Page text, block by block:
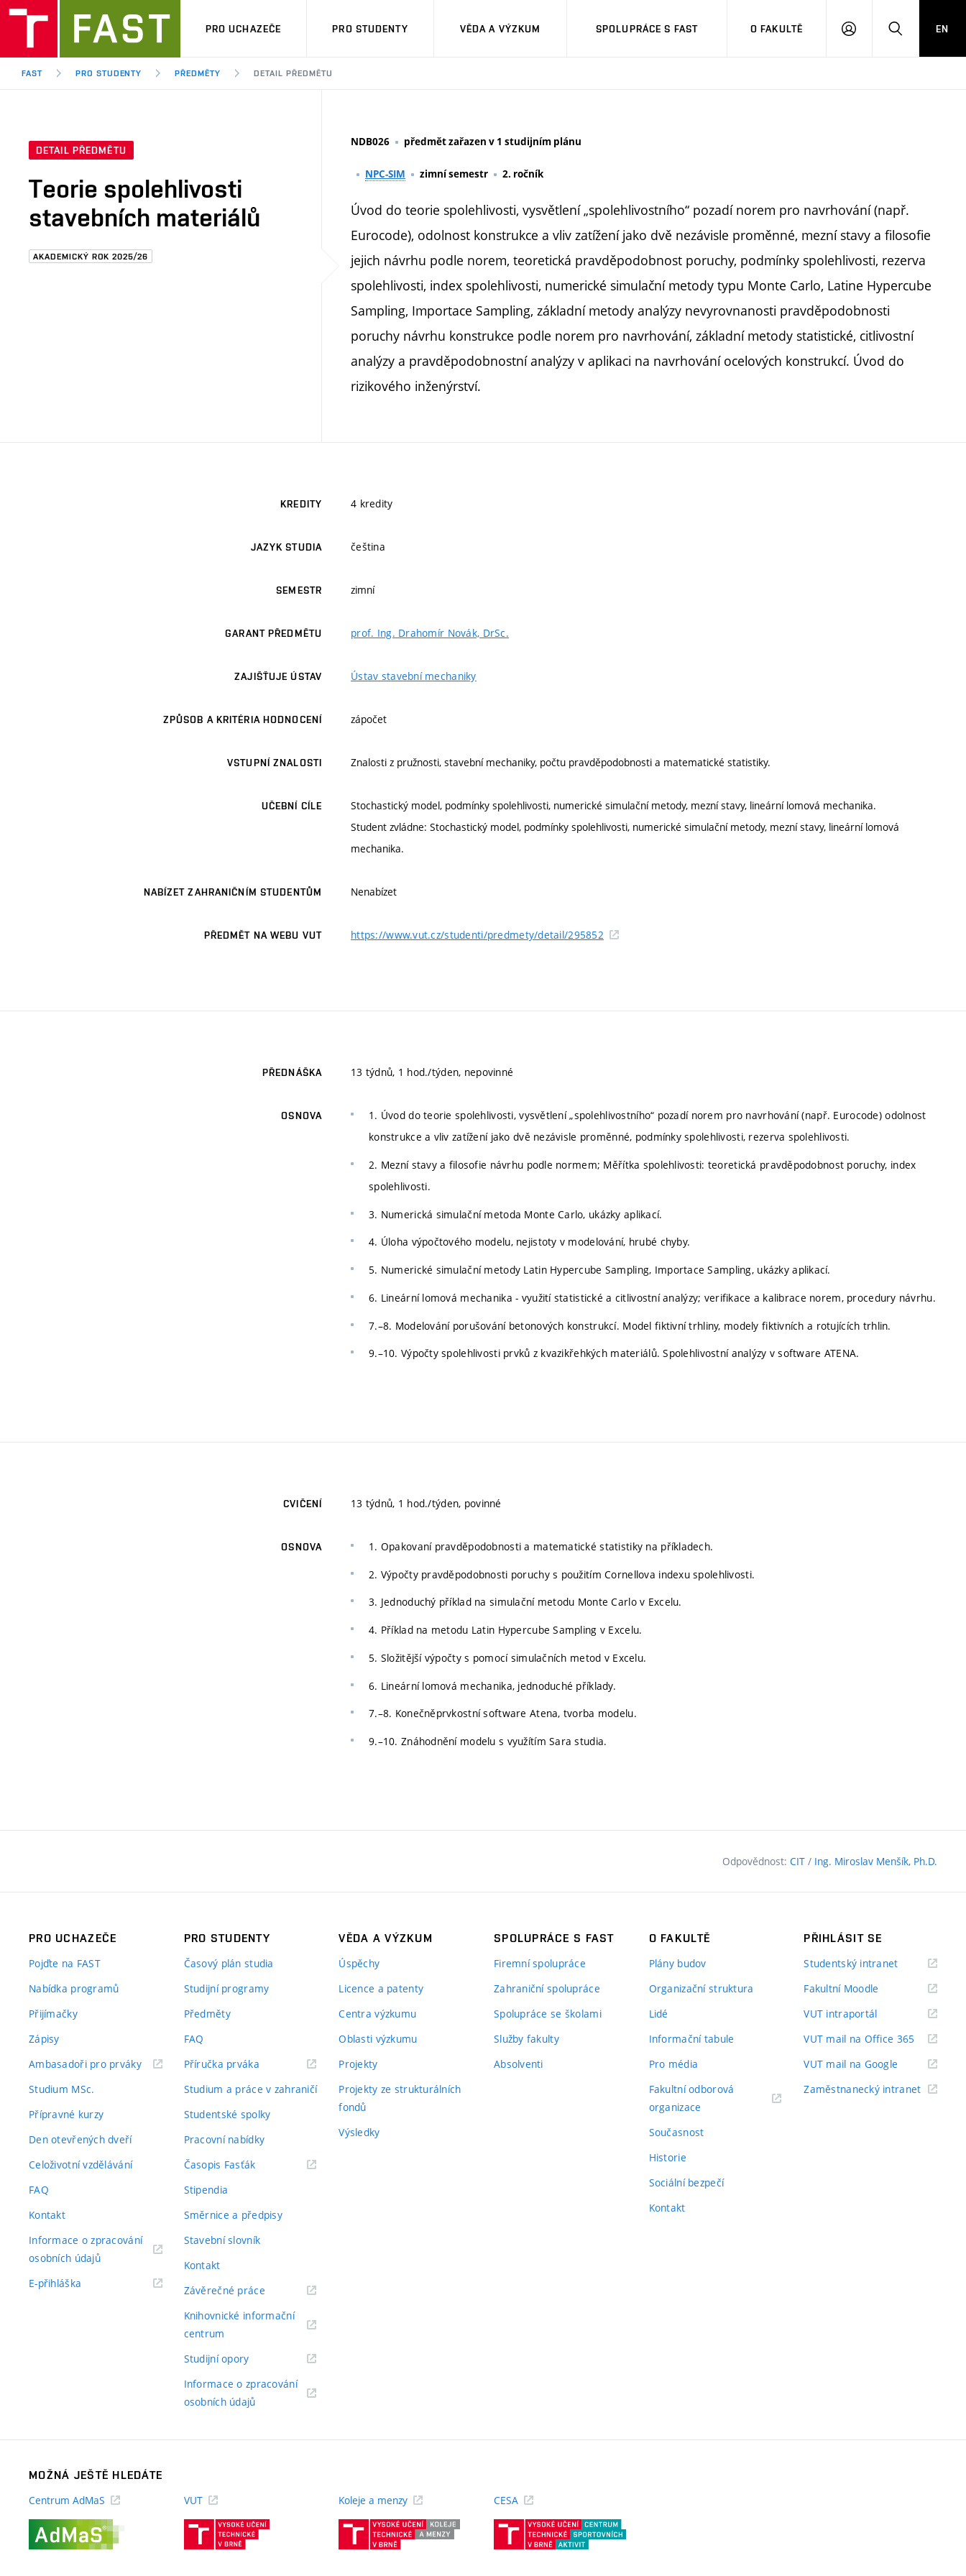
PRO UCHAZEČE PRO STUDENTY VĚDA A VÝZKUM SPOLUPRÁCE S FAST O FAKULTĚ
PŘIHLÁSITHLEDAT
EN
FAST PRO STUDENTY PŘEDMĚTY DETAIL PŘEDMĚTU
DETAIL PŘEDMĚTU
Teorie spolehlivosti
stavebních materiálů
AKADEMICKÝ ROK 2025/26
NDB026 předmět zařazen v 1 studijním plánu
NPC-SIM zimní semestr 2. ročník
Úvod do teorie spolehlivosti, vysvětlení „spolehlivostního“ pozadí norem pro navrhování (např.
Eurocode), odolnost konstrukce a vliv zatížení jako dvě nezávisle proměnné, mezní stavy a filosofie
jejich návrhu podle norem, teoretická pravděpodobnost poruchy, podmínky spolehlivosti, rezerva
spolehlivosti, index spolehlivosti, numerické simulační metody typu Monte Carlo, Latine Hypercube
Sampling, Importace Sampling, základní metody analýzy nevyrovnanosti pravděpodobnosti
poruchy návrhu konstrukce podle norem pro navrhování, základní metody statistické, citlivostní
analýzy a pravděpodobnostní analýzy v aplikaci na navrhování ocelových konstrukcí. Úvod do
rizikového inženýrství.
KREDITY 4 kredity
JAZYK STUDIA čeština
SEMESTR zimní
GARANT PŘEDMĚTU prof. Ing. Drahomír Novák, DrSc.
ZAJIŠŤUJE ÚSTAV Ústav stavební mechaniky
ZPŮSOB A KRITÉRIA HODNOCENÍ zápočet
VSTUPNÍ ZNALOSTI Znalosti z pružnosti, stavební mechaniky, počtu pravděpodobnosti a matematické statistiky.
UČEBNÍ CÍLE
Stochastický model, podmínky spolehlivosti, numerické simulační metody, mezní stavy, lineární lomová mechanika.
Student zvládne: Stochastický model, podmínky spolehlivosti, numerické simulační metody, mezní stavy, lineární lomová
mechanika.
NABÍZET ZAHRANIČNÍM STUDENTŮM Nenabízet
PŘEDMĚT NA WEBU VUT https://www.vut.cz/studenti/predmety/detail/295852
PŘEDNÁŠKA 13 týdnů, 1 hod./týden, nepovinné
OSNOVA
1. Úvod do teorie spolehlivosti, vysvětlení „spolehlivostního“ pozadí norem pro navrhování (např. Eurocode) odolnost
konstrukce a vliv zatížení jako dvě nezávisle proměnné, podmínky spolehlivosti, rezerva spolehlivosti.
2. Mezní stavy a filosofie návrhu podle normem; Měřítka spolehlivosti: teoretická pravděpodobnost poruchy, index
spolehlivosti.
3. Numerická simulační metoda Monte Carlo, ukázky aplikací.
4. Úloha výpočtového modelu, nejistoty v modelování, hrubé chyby.
5. Numerické simulační metody Latin Hypercube Sampling, Importace Sampling, ukázky aplikací.
6. Lineární lomová mechanika - využití statistické a citlivostní analýzy; verifikace a kalibrace norem, procedury návrhu.
7.–8. Modelování porušování betonových konstrukcí. Model fiktivní trhliny, modely fiktivních a rotujících trhlin.
9.–10. Výpočty spolehlivosti prvků z kvazikřehkých materiálů. Spolehlivostní analýzy v software ATENA.
CVIČENÍ 13 týdnů, 1 hod./týden, povinné
OSNOVA 1. Opakovaní pravděpodobnosti a matematické statistiky na příkladech.
2. Výpočty pravděpodobnosti poruchy s použitím Cornellova indexu spolehlivosti.
3. Jednoduchý příklad na simulační metodu Monte Carlo v Excelu.
4. Příklad na metodu Latin Hypercube Sampling v Excelu.
5. Složitější výpočty s pomocí simulačních metod v Excelu.
6. Lineární lomová mechanika, jednoduché příklady.
7.–8. Konečněprvkostní software Atena, tvorba modelu.
9.–10. Znáhodnění modelu s využítím Sara studia.
Odpovědnost: CIT / Ing. Miroslav Menšík, Ph.D.
PRO UCHAZEČE
Pojďte na FAST
Nabídka programů
Přijímačky
Zápisy
Ambasadoři pro prváky(externí
Studium MSc.
Přípravné kurzy
Den otevřených dveří
Celoživotní vzdělávání
FAQ
Kontakt
Informace o zpracování
osobních údajů(externí
E-přihláška
PRO STUDENTY
Časový plán studia
Studijní programy
Předměty
FAQ
Příručka prváka(externí
Studium a práce v zahraničí
Studentské spolky
Pracovní nabídky
Časopis Fasťák(externí
Stipendia
Směrnice a předpisy
Stavební slovník
Kontakt
Závěrečné práce(externí
Knihovnické informační
centrum
Studijní opory(externí
Informace o zpracování
osobních údajů(externí
VĚDA A VÝZKUM
Úspěchy
Licence a patenty
Centra výzkumu
Oblasti výzkumu
Projekty
Projekty ze strukturálních
fondů
Výsledky
SPOLUPRÁCE S FAST
Firemní spolupráce
Zahraniční spolupráce
Spolupráce se školami
Služby fakulty
Absolventi
O FAKULTĚ
Plány budov
Organizační struktura
Lidé
Informační tabule
Pro média
Fakultní odborová
organizace
Současnost
Historie
Sociální bezpečí
Kontakt
PŘIHLÁSIT SE
Studentský intranet(externí
Fakultní Moodle
VUT intraportál(externí
VUT mail na Office 365 (externí
VUT mail na Google (externí
Zaměstnanecký intranet(externí
MOŽNÁ JEŠTĚ HLEDÁTE
Centrum AdMaS
VUT
(externí
Koleje a menzy
(externí
CESA